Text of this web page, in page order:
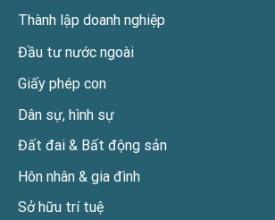
Thành lập doanh nghiệp
Đầu tư nước ngoài
Giấy phép con
Dân sự, hình sự
Đất đai & Bất động sản
Hôn nhân & gia đình
Sở hữu trí tuệ